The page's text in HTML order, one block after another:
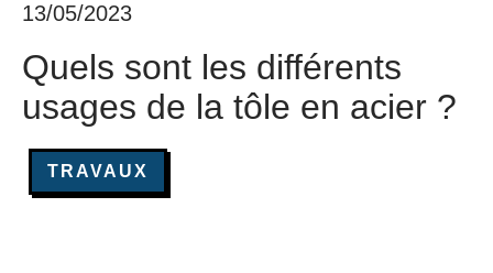
13/05/2023
Quels sont les différents
usages de la tôle en acier ?
TRAVAUX